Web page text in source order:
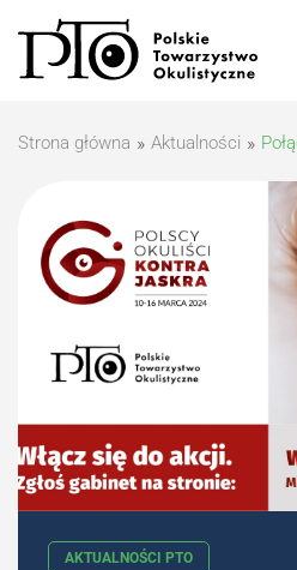
Strona główna » Aktualności »